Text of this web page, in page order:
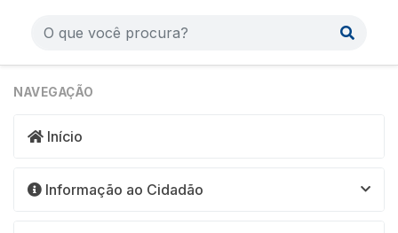
NAVEGAÇÃO
Início
Informação ao Cidadão